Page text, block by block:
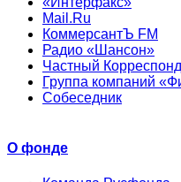
Mail.Ru
КоммерсантЪ FM
Радио «Шансон»
Частный
Группа компаний
Собеседник
О фонде